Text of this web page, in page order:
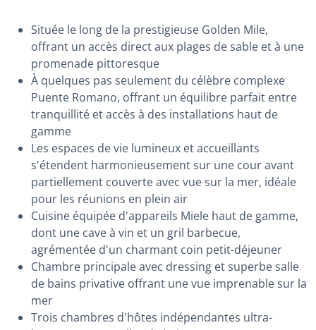
Située le long de la prestigieuse Golden Mile,
offrant un accès direct aux plages de sable et à une
promenade pittoresque
À quelques pas seulement du célèbre complexe
Puente Romano, offrant un équilibre parfait entre
tranquillité et accès à des installations haut de
gamme
Les espaces de vie lumineux et accueillants
s'étendent harmonieusement sur une cour avant
partiellement couverte avec vue sur la mer, idéale
pour les réunions en plein air
Cuisine équipée d'appareils Miele haut de gamme,
dont une cave à vin et un gril barbecue,
agrémentée d'un charmant coin petit-déjeuner
Chambre principale avec dressing et superbe salle
de bains privative offrant une vue imprenable sur la
mer
Trois chambres d'hôtes indépendantes ultra-